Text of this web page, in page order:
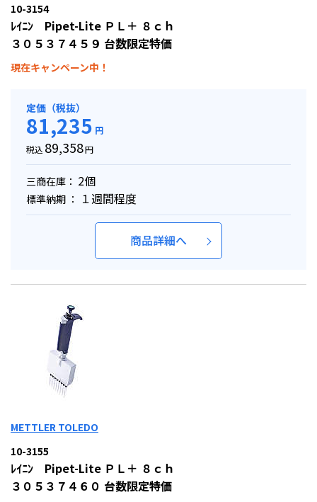
10-3154
ﾚｲﾆﾝ Pipet-Lite ＰＬ＋ ８ｃｈ
３０５３７４５９ 台数限定特価
現在キャンペーン中！
定価（税抜）
81,235 円
税込 89,358円
三商在庫： 2個
標準納期 ： １週間程度
商品詳細へ
METTLER TOLEDO
10-3155
ﾚｲﾆﾝ Pipet-Lite ＰＬ＋ ８ｃｈ
３０５３７４６０ 台数限定特価